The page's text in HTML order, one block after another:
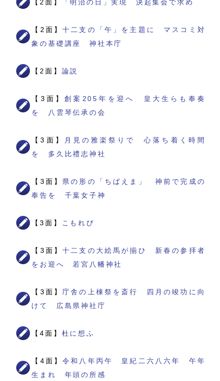
【2面】 「明治の日」実現 決起集会で求め
【2面】十二支の「午」を主題に マスコミ対
象の基礎講座 神社本庁
【2面】 論説
【3面】創案205年を迎へ 皇大生らも奉奏
を 八雲琴伝承の会
【3面】
月見の雅楽祭りで 心落ち着く時間
を 多久比禮志神社
【3面】 県の形の「ちばえま」 神前で完成の
奉告を 千葉女子神
【3面】 こもれび
【3面】十二支の大絵馬が揃ひ 新春の参拝者
をお迎へ 若宮八幡神社
【3面】 庁舎の上棟祭を斎行 四月の竣功に向
けて 広島県神社庁
【4面】 杜に想ふ
【4面】令和八年丙午 皇紀二六八六年 午年
生まれ 年頭の所感